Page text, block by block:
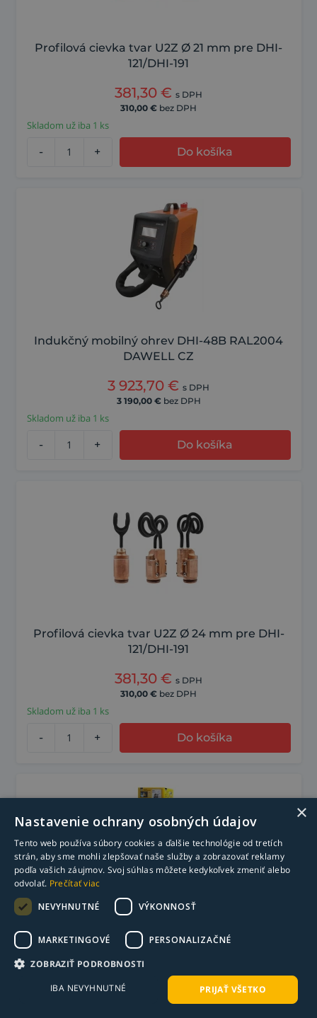
Profilová cievka tvar U2Z Ø 21 mm pre DHI-
121/DHI-191
381,30 € s DPH
310,00 € bez DPH
Skladom už iba 1 ks
- + Do košíka
Indukčný mobilný ohrev DHI-48B RAL2004
DAWELL CZ
3 923,70 € s DPH
3 190,00 € bez DPH
Skladom už iba 1 ks
- + Do košíka
Profilová cievka tvar U2Z Ø 24 mm pre DHI-
121/DHI-191
381,30 € s DPH
310,00 € bez DPH
Skladom už iba 1 ks
- + Do košíka
Hand Tools
2 769,63
2 251,73
×
Nastavenie ochrany osobných údajov
Tento web používa súbory cookies a ďalšie technológie od tretích
strán, aby sme mohli zlepšovať naše služby a zobrazovať reklamy
podľa vašich záujmov. Svoj súhlas môžete kedykoľvek zmeniť alebo
odvolať. Prečítať viac
NEVYHNUTNÉ
VÝKONNOSŤ
MARKETINGOVÉ PERSONALIZAČNÉ
ZOBRAZIŤ PODROBNOSTI
PRIJAŤ VŠETKO
IBA NEVYHNUTNÉ